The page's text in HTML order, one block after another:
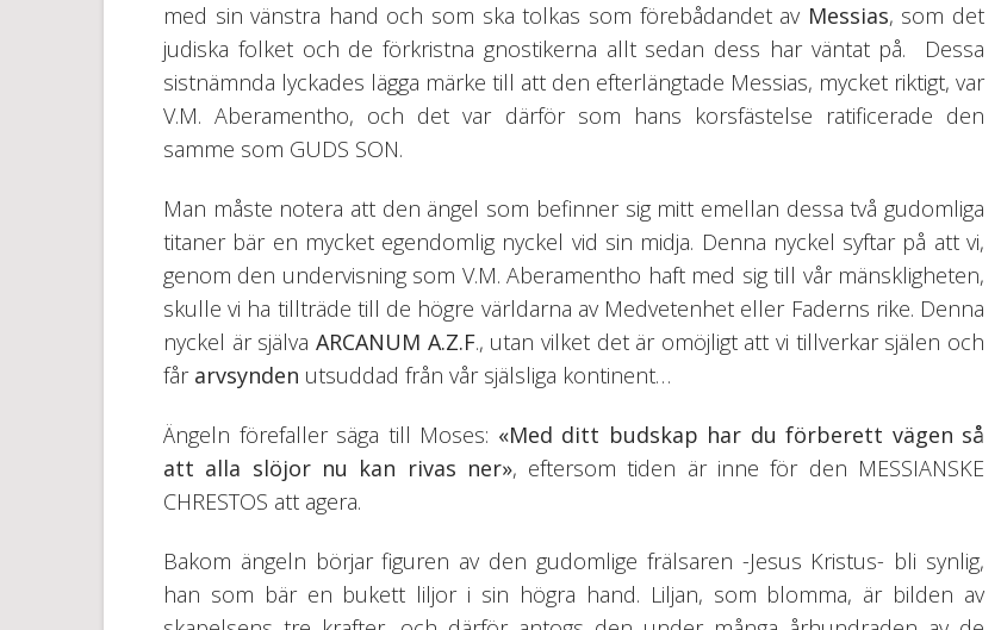
med sin vänstra hand och som ska tolkas som förebådandet av Messias, som det
judiska folket och de förkristna gnostikerna allt sedan dess har väntat på. Dessa
sistnämnda lyckades lägga märke till att den efterlängtade Messias, mycket riktigt, var
V.M. Aberamentho, och det var därför som hans korsfästelse ratificerade den
samme som GUDS SON.
Man måste notera att den ängel som befinner sig mitt emellan dessa två gudomliga
titaner bär en mycket egendomlig nyckel vid sin midja. Denna nyckel syftar på att vi,
genom den undervisning som V.M. Aberamentho haft med sig till vår mänskligheten,
skulle vi ha tillträde till de högre världarna av Medvetenhet eller Faderns rike. Denna
nyckel är själva ARCANUM A.Z.F., utan vilket det är omöjligt att vi tillverkar själen och
får arvsynden utsuddad från vår själsliga kontinent…
Ängeln förefaller säga till Moses: «Med ditt budskap har du förberett vägen så
att alla slöjor nu kan rivas ner», eftersom tiden är inne för den MESSIANSKE
CHRESTOS att agera.
Bakom ängeln börjar figuren av den gudomlige frälsaren -Jesus Kristus- bli synlig,
han som bär en bukett liljor i sin högra hand. Liljan, som blomma, är bilden av